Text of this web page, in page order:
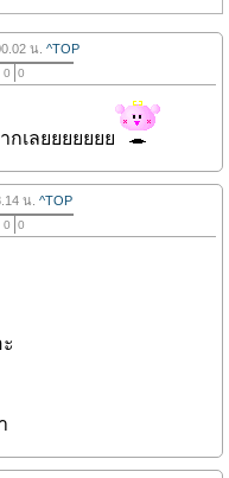
น. ^TOP
0 0
เลยยยยยยย
น. ^TOP
0 0